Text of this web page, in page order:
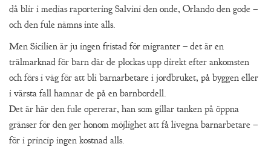
då blir i medias raportering Salvini den onde, Orlando den gode –
och den fule nämns inte alls.
Men Sicilien är ju ingen fristad för migranter – det är en
trälmarknad för barn där de plockas upp direkt efter ankomsten
och förs i väg för att bli barnarbetare i jordbruket, på byggen eller
i värsta fall hamnar de på en barnbordell.
Det är här den fule opererar, han som gillar tanken på öppna
gränser för den ger honom möjlighet att få livegna barnarbetare –
för i princip ingen kostnad alls.